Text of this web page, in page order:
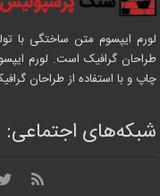
لورم ایپسوم متن ساختگی با
طراحان گرافیک است. لورم
چاپ و با استفاده از طراحان
شبکه‌های اجتماعی: